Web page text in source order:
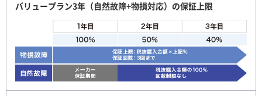
バリュープラン3年（自然故障+物損対応）の保証上限